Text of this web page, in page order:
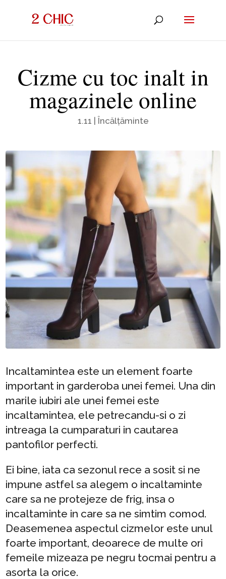
Cizme cu toc inalt in
magazinele online
1.11 Încălțăminte
Incaltamintea este un element foarte
important in garderoba unei femei. Una din
marile iubiri ale unei femei este
incaltamintea, ele petrecandu-si o zi
intreaga la cumparaturi in cautarea
pantofilor perfecti.
Ei bine, iata ca sezonul rece a sosit si ne
impune astfel sa alegem o incaltaminte
care sa ne protejeze de frig, insa o
incaltaminte in care sa ne simtim comod.
Deasemenea aspectul cizmelor este unul
foarte important, deoarece de multe ori
femeile mizeaza pe negru tocmai pentru a
asorta la orice.